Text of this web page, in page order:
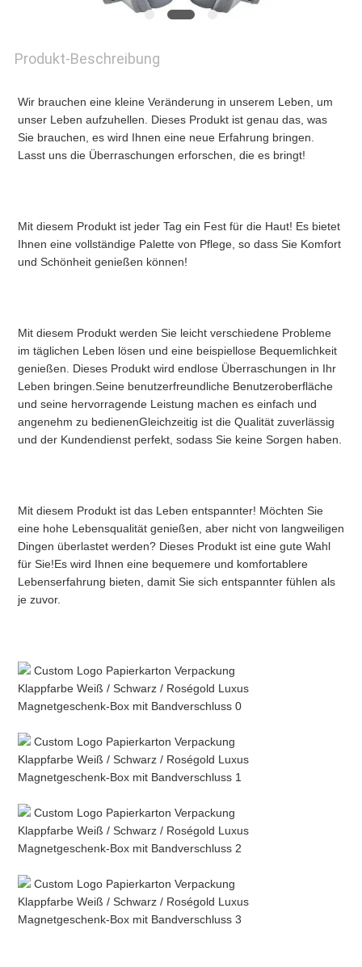
EIN
SITEMAP
Produkt-Beschreibung
Wir brauchen eine kleine Veränderung in unserem Leben, um
unser Leben aufzuhellen. Dieses Produkt ist genau das, was
Sie brauchen, es wird Ihnen eine neue Erfahrung bringen.
Lasst uns die Überraschungen erforschen, die es bringt!
Mit diesem Produkt ist jeder Tag ein Fest für die Haut! Es bietet
Ihnen eine vollständige Palette von Pflege, so dass Sie Komfort
und Schönheit genießen können!
Mit diesem Produkt werden Sie leicht verschiedene Probleme
im täglichen Leben lösen und eine beispiellose Bequemlichkeit
genießen. Dieses Produkt wird endlose Überraschungen in Ihr
Leben bringen.Seine benutzerfreundliche Benutzeroberfläche
und seine hervorragende Leistung machen es einfach und
angenehm zu bedienenGleichzeitig ist die Qualität zuverlässig
und der Kundendienst perfekt, sodass Sie keine Sorgen haben.
Mit diesem Produkt ist das Leben entspannter! Möchten Sie
eine hohe Lebensqualität genießen, aber nicht von langweiligen
Dingen überlastet werden? Dieses Produkt ist eine gute Wahl
für Sie!Es wird Ihnen eine bequemere und komfortablere
Lebenserfahrung bieten, damit Sie sich entspannter fühlen als
je zuvor.